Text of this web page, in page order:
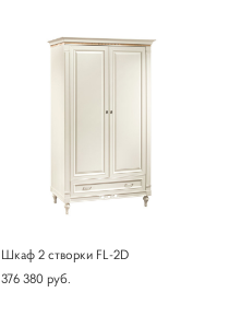
Шкаф 2 створки FL-2D
376 380 pуб.